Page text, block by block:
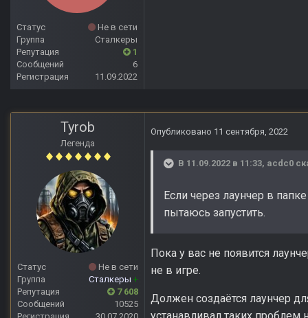
Статус
Не в сети
Группа
Сталкеры
Репутация
1
Сообщений
6
Регистрация
11.09.2022
Tyrob
Легенда
Статус
Не в сети
Группа
Сталкеры +
Репутация
7 608
Сообщений
10525
Опубликовано 11 сентября, 2022
В 11.09.2022 в 11:33, acdc0
Если через лаунчер в
пытаюсь запустить.
Пока у вас не появится
не в игре.
Должен создаётся лаунчер